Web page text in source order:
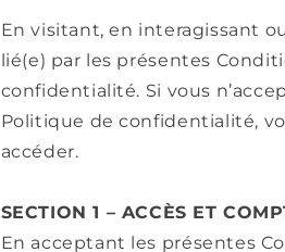
En visitant, en interagissant
lié(e) par les présentes
confidentialité. Si vous
Politique de confidentialité,
accéder.
SECTION 1 – ACCÈS ET
En acceptant les présentes